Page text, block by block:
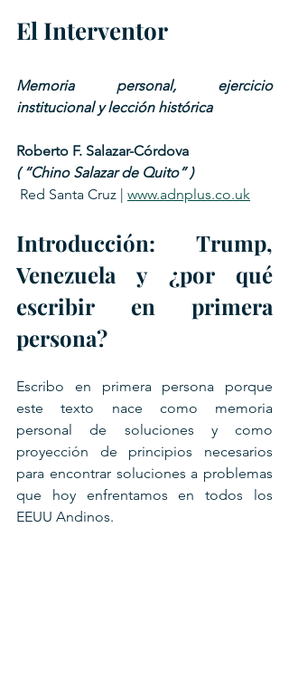
El Interventor
Memoria personal, ejercicio
institucional y lección histórica
Roberto F. Salazar-Córdova
( “Chino Salazar de Quito” )
Red Santa Cruz | www.adnplus.co.uk
Introducción: Trump,
Venezuela y ¿por qué
escribir en primera
persona?
Escribo en primera persona porque
este texto nace como memoria
personal de soluciones y como
proyección de principios necesarios
para encontrar soluciones a problemas
que hoy enfrentamos en todos los
EEUU Andinos.